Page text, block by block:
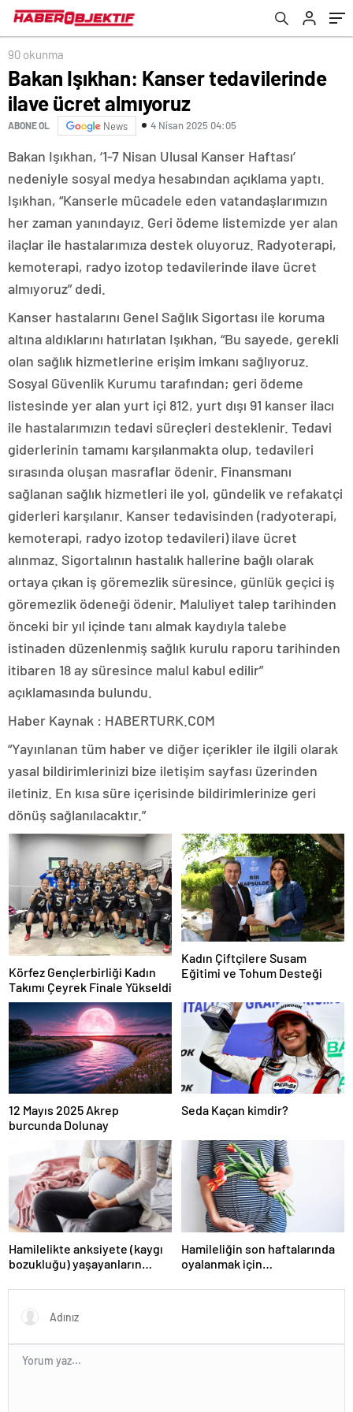
90 okunma
Bakan Işıkhan: Kanser tedavilerinde
ilave ücret almıyoruz
ABONE OL News 4 Nisan 2025 04:05
Bakan Işıkhan, ‘1-7 Nisan Ulusal Kanser Haftası’
nedeniyle sosyal medya hesabından açıklama yaptı.
Işıkhan, “Kanserle mücadele eden vatandaşlarımızın
her zaman yanındayız. Geri ödeme listemizde yer alan
ilaçlar ile hastalarımıza destek oluyoruz. Radyoterapi,
kemoterapi, radyo izotop tedavilerinde ilave ücret
almıyoruz” dedi.
Kanser hastalarını Genel Sağlık Sigortası ile koruma
altına aldıklarını hatırlatan Işıkhan, “Bu sayede, gerekli
olan sağlık hizmetlerine erişim imkanı sağlıyoruz.
Sosyal Güvenlik Kurumu tarafından; geri ödeme
listesinde yer alan yurt içi 812, yurt dışı 91 kanser ilacı
ile hastalarımızın tedavi süreçleri desteklenir. Tedavi
giderlerinin tamamı karşılanmakta olup, tedavileri
sırasında oluşan masraflar ödenir. Finansmanı
sağlanan sağlık hizmetleri ile yol, gündelik ve refakatçi
giderleri karşılanır. Kanser tedavisinden (radyoterapi,
kemoterapi, radyo izotop tedavileri) ilave ücret
alınmaz. Sigortalının hastalık hallerine bağlı olarak
ortaya çıkan iş göremezlik süresince, günlük geçici iş
göremezlik ödeneği ödenir. Maluliyet talep tarihinden
önceki bir yıl içinde tanı almak kaydıyla talebe
istinaden düzenlenmiş sağlık kurulu raporu tarihinden
itibaren 18 ay süresince malul kabul edilir”
açıklamasında bulundu.
Haber Kaynak : HABERTURK.COM
“Yayınlanan tüm haber ve diğer içerikler ile ilgili olarak
yasal bildirimlerinizi bize iletişim sayfası üzerinden
iletiniz. En kısa süre içerisinde bildirimlerinize geri
dönüş sağlanılacaktır.”
Körfez Gençlerbirliği Kadın
Takımı Çeyrek Finale Yükseldi
Kadın Çiftçilere Susam
Eğitimi ve Tohum Desteği
12 Mayıs 2025 Akrep
burcunda Dolunay
Seda Kaçan kimdir?
Hamilelikte anksiyete (kaygı
bozukluğu) yaşayanların
Hamileliğin son haftalarında
oyalanmak için…